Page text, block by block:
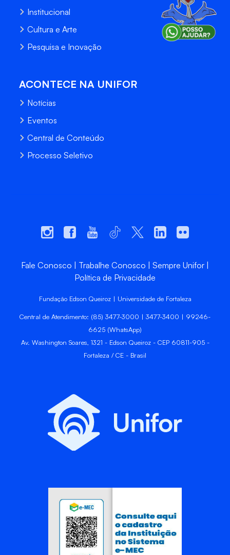
Institucional
Cultura e Arte
Pesquisa e Inovação
ACONTECE NA UNIFOR
Notícias
Eventos
Central de Conteúdo
Processo Seletivo
Fale Conosco Trabalhe Conosco
Sempre Unifor
Política de Privacidade
Fundação Edson Queiroz | Universidade de Fortaleza
Central de Atendimento: (85) 3477-3000 | 3477-3400 | 99246-
6625 (WhatsApp)
Av. Washington Soares, 1321 - Edson Queiroz - CEP 60811-905 -
Fortaleza / CE - Brasil